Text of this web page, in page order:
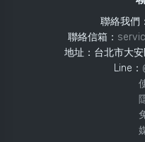
聯絡我們
聯絡信箱：
地址：台北市大
Line：